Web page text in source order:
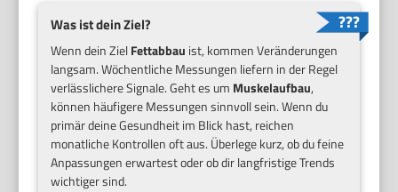
Was ist dein Ziel?
Wenn dein ZielFettabbau ist, kommen Veränderungen
langsam. Wöchentliche Messungen liefern in der Regel
verlässlichere Signale. Geht es um Muskelaufbau,
können häufigere Messungen sinnvoll sein. Wenn du
primär deine Gesundheit im Blick hast, reichen
monatliche Kontrollen oft aus. Überlege kurz, ob du feine
Anpassungen erwartest oder ob dir langfristige Trends
wichtiger sind.